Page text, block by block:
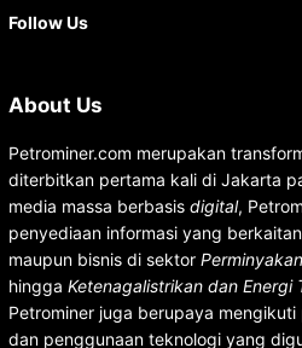
Follow Us
About Us
Petrominer.com merupakan
diterbitkan pertama kali di Jakarta
media massa berbasis digital,
penyediaan informasi yang
maupun bisnis di sektor Perminyakan
hingga Ketenagalistrikan dan Energi
Petrominer juga berupaya
dan penggunaan teknologi yang